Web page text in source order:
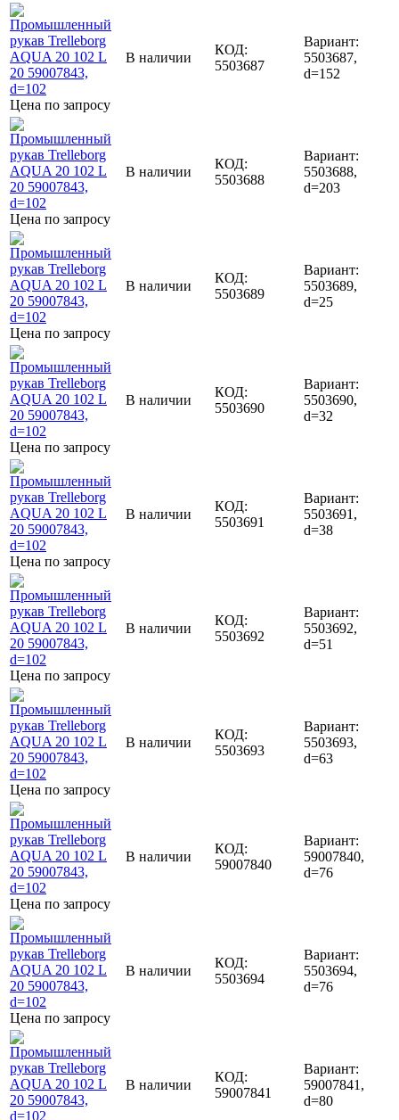
Цена по запросу
В наличии
КОД:
5503687
Вариант:
5503687,
d=152
Цена по запросу
В наличии
КОД:
5503688
Вариант:
5503688,
d=203
Цена по запросу
В наличии
КОД:
5503689
Вариант:
5503689,
d=25
Цена по запросу
В наличии
КОД:
5503690
Вариант:
5503690,
d=32
Цена по запросу
В наличии
КОД:
5503691
Вариант:
5503691,
d=38
Цена по запросу
В наличии
КОД:
5503692
Вариант:
5503692,
d=51
Цена по запросу
В наличии
КОД:
5503693
Вариант:
5503693,
d=63
Цена по запросу
В наличии
КОД:
59007840
Вариант:
59007840,
d=76
Цена по запросу
В наличии
КОД:
5503694
Вариант:
5503694,
d=76
В наличии
КОД:
59007841
Вариант:
59007841,
d=80